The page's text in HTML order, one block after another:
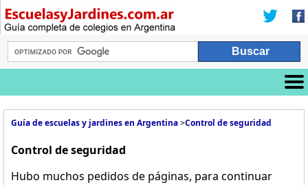
Guía de escuelas y jardines en Argentina>Control de seguridad
Control de seguridad
Hubo muchos pedidos de páginas, para continuar